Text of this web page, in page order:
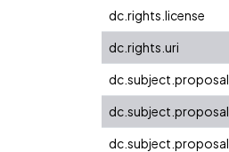
dc.rights.license
dc.rights.uri
dc.subject.proposal
dc.subject.proposal
dc.subject.proposal